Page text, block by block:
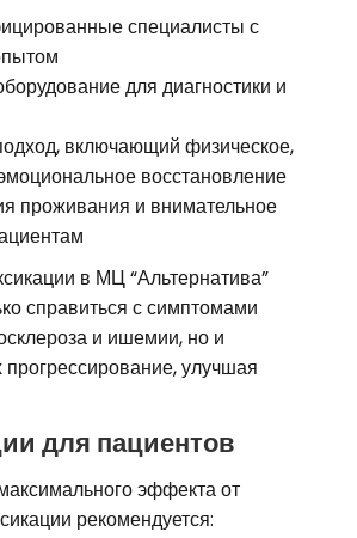
специалисты с
для диагностики и
включающий физическое,
восстановление
проживания и внимательное
в МЦ “Альтернатива”
справиться с симптомами
и ишемии, но и
прогрессирование, улучшая
для пациентов
эффекта от
рекомендуется: